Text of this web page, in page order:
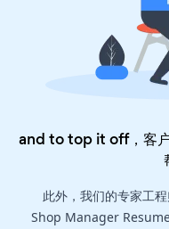
and to top it off，客
此外，我们的专家工
Shop Manager